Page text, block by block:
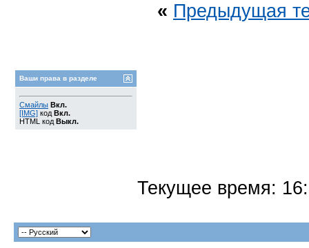
« Предыдущая
Ваши права в разделе
Смайлы Вкл.
[IMG] код Вкл.
HTML код Выкл.
Текущее время: